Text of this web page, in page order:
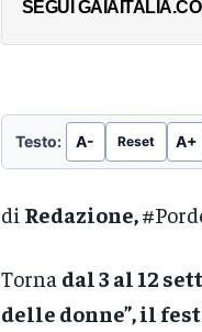
SEGUI
Testo: A- Reset A+
di Redazione,
Torna dal 3 al 12
delle donne”, il